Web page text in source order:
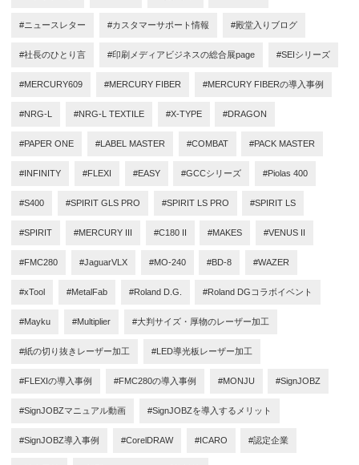
#ニュースレター #カスタマーサポート情報 #殿堂入りブログ
#社長のひとり言 #印刷メディアビジネスの総合展page #SEIシリーズ
#MERCURY609 #MERCURY FIBER #MERCURY FIBERの導入事例
#NRG-L #NRG-L TEXTILE #X-TYPE #DRAGON
#PAPER ONE #LABEL MASTER #COMBAT #PACK MASTER
#INFINITY #FLEXI #EASY #GCCシリーズ #Piolas 400
#S400 #SPIRIT GLS PRO #SPIRIT LS PRO #SPIRIT LS
#SPIRIT #MERCURY III #C180 II #MAKES #VENUS II
#FMC280 #JaguarVLX #MO-240 #BD-8 #WAZER
#xTool #MetalFab #Roland D.G. #Roland DGコラボイベント
#Mayku #Multiplier #大判サイズ・厚物のレーザー加工
#紙の切り抜きレーザー加工 #LED導光板レーザー加工
#FLEXIの導入事例 #FMC280の導入事例 #MONJU #SignJOBZ
#SignJOBZマニュアル動画 #SignJOBZを導入するメリット
#SignJOBZ導入事例 #CorelDRAW #ICARO #認定企業